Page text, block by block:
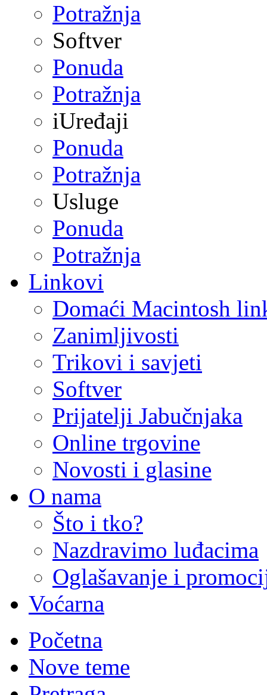
Potražnja
Softver
Ponuda
Potražnja
iUređaji
Ponuda
Potražnja
Usluge
Ponuda
Potražnja
Linkovi
Domaći Macintosh
Zanimljivosti
Trikovi i savjeti
Softver
Prijatelji Jabučnjaka
Online trgovine
Novosti i glasine
O nama
Što i tko?
Nazdravimo luđacima
Oglašavanje i
Voćarna
Početna
Nove teme